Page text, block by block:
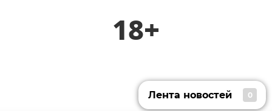
18+
Лента новостей 0